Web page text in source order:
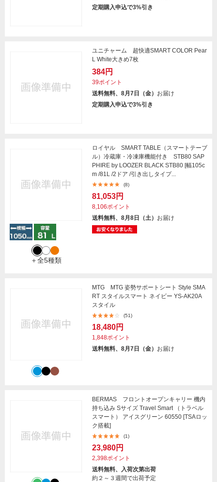
定期購入申込で3%引き
ユニチャーム 超快適SMART COLOR Pear
L White大きめ7枚
384円
39ポイント
送料無料、8月7日（金） お届け
定期購入申込で3%引き
＋全5種類
ロイヤル SMART TABLE（スマートテーブ
ル）冷蔵庫・冷凍庫機能付き STB80 SAP
PHIRE by LOOZER BLACK STB80 [幅105c
m /81L /2ドア /引き出しタイプ...
(8)
81,053円
8,106ポイント
送料無料、8月8日（土） お届け
MTG MTG 姿勢サポートシート Style SMA
RT スタイルスマート ネイビー YS-AK20A
スタイル
(51)
18,480円
1,848ポイント
送料無料、8月7日（金） お届け
BERMAS フロントオープンキャリー 機内
持ち込み Sサイズ Travel Smart （トラベル
スマート） アイスグリーン 60550 [TSAロッ
ク搭載]
(1)
23,980円
2,398ポイント
送料無料、入荷次第出荷
約２～３週間で出荷予定